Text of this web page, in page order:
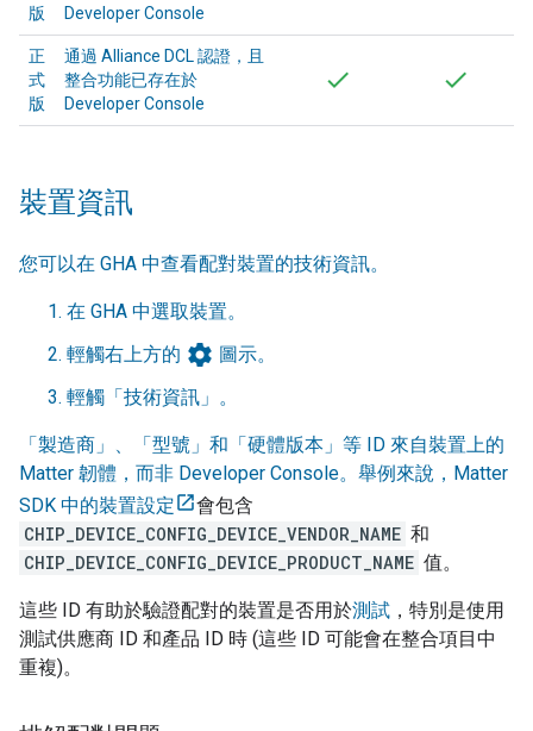
版
Developer Console
正
式
版
通過 Alliance DCL 認證，且
整合功能已存在於
Developer Console
裝置資訊
您可以在 GHA 中查看配對裝置的技術資訊。
在 GHA 中選取裝置。
輕觸右上方的 settings 圖示。
輕觸「技術資訊」 。
「製造商」 、「型號」 和「硬體版本」 等 ID 來自裝置上的
Matter 韌體，而非 Developer Console。舉例來說， Matter
SDK 中的裝置設定
會包含
CHIP_DEVICE_CONFIG_DEVICE_VENDOR_NAME 和
CHIP_DEVICE_CONFIG_DEVICE_PRODUCT_NAME 值。
這些 ID 有助於驗證配對的裝置是否用於測試 ，特別是使用
測試供應商 ID 和產品 ID 時 (這些 ID 可能會在整合項目中
重複)。